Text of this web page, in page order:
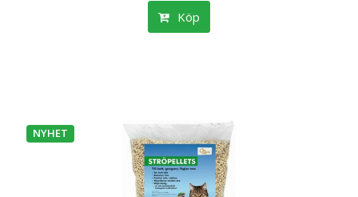
Köp
NYHET